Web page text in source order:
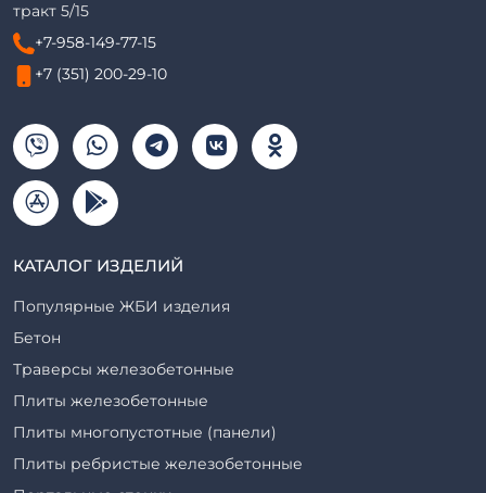
тракт 5/15
+7-958-149-77-15
+7 (351) 200-29-10
КАТАЛОГ ИЗДЕЛИЙ
Популярные ЖБИ изделия
Бетон
Траверсы железобетонные
Плиты железобетонные
Плиты многопустотные (панели)
Плиты ребристые железобетонные